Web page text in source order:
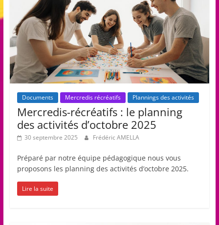
Documents Mercredis récréatifs Plannings des activités
Mercredis-récréatifs : le planning
des activités d’octobre 2025
30 septembre 2025 Frédéric AMELLA
Préparé par notre équipe pédagogique nous vous
proposons les planning des activités d’octobre 2025.
Lire la suite